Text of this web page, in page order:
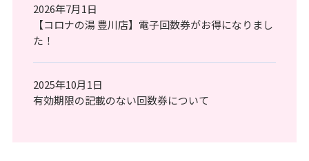
2026年7月1日
【コロナの湯 豊川店】電子回数券がお得になりまし
た！
2025年10月1日
有効期限の記載のない回数券について